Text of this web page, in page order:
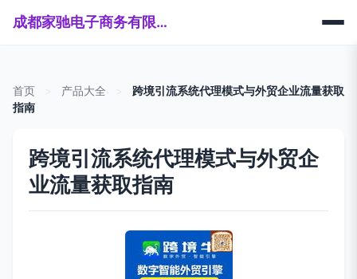
成都家驰电子商务有限公司
首页 产品大全
跨境引流系统代理模式与外贸企业流量获取
指南
跨境引流系统代理模式与外贸企
业流量获取指南